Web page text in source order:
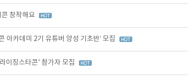
창작해요
아카데미 2기 유튜버 양성 기초반’ 모집
이징스타콘' 참가자 모집